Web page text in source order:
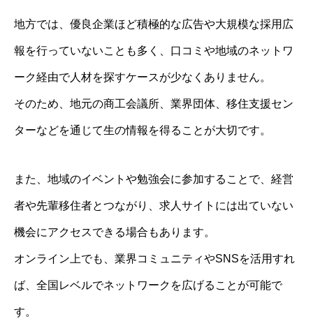
地方では、優良企業ほど積極的な広告や大規模な採用広
報を行っていないことも多く、口コミや地域のネットワ
ーク経由で人材を探すケースが少なくありません。
そのため、地元の商工会議所、業界団体、移住支援セン
ターなどを通じて生の情報を得ることが大切です。
また、地域のイベントや勉強会に参加することで、経営
者や先輩移住者とつながり、求人サイトには出ていない
機会にアクセスできる場合もあります。
オンライン上でも、業界コミュニティやSNSを活用すれ
ば、全国レベルでネットワークを広げることが可能で
す。